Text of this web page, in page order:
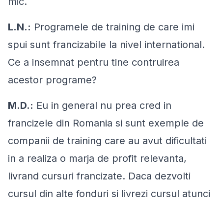
L.N.: Programele de training de care imi
spui sunt francizabile la nivel international.
Ce a insemnat pentru tine contruirea
acestor programe?
M.D.: Eu in general nu prea cred in
francizele din Romania si sunt exemple de
companii de training care au avut dificultati
in a realiza o marja de profit relevanta,
livrand cursuri francizate. Daca dezvolti
cursul din alte fonduri si livrezi cursul atunci